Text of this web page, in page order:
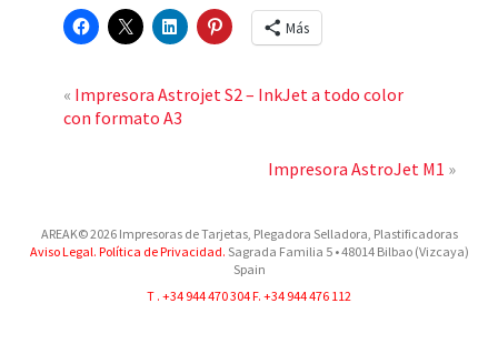
Más
« Impresora Astrojet S2 – InkJet a todo color
con formato A3
Impresora AstroJet M1 »
AREAK© 2026 Impresoras de Tarjetas, Plegadora Selladora, Plastificadoras
Aviso Legal. Política de Privacidad. Sagrada Familia 5•48014 Bilbao (Vizcaya)
Spain
T . +34 944 470 304F. +34 944 476 112